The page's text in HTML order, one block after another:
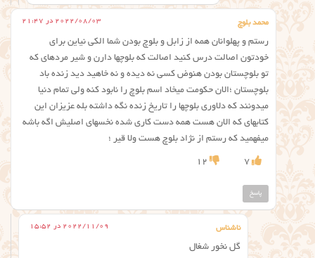
محمد بلوچ 2022/08/03 در 21:47
رستم و پهلوانان همه از زابل و بلوچ بودن شما الکی نیاین برای
خودتون اصالت درس کنید اصالت که بلوچها دارن و شیر مردهای که
تو بلوچستان بودن هنوض کسی نه دیده و نه خاهید دید زنده باد
بلوچستان ؛الان حکومت میخاد اسم بلوچ را نابود کنه ولی تمام دنیا
میدونند که دلاوری بلوچها را تاریخ زنده نگه داشته بله عزیزان این
کتابهای که الان هست همه دست کاری شده نخسهای اصلیش اگه باشه
میفهمید که رستم از نژاد بلوچ هست ولا قیر ؛
7
12
پاسخ
ناشناس 2022/11/09 در 15:52
گل نخور شغال